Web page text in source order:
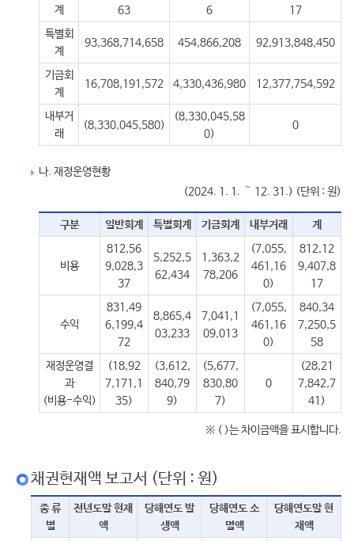
계
63
6
17
특별회
계
93,368,714,658 454,866,208 92,913,848,450
기금회
계
16,708,191,572 4,330,436,980 12,377,754,592
내부거
래
(8,330,045,580)
(8,330,045,58
0)
0
나. 재정운영현황
(2024. 1. 1. ～ 12. 31.) (단위 : 원)
구분 일반회계 특별회계 기금회계 내부거래 계
비용
812,56
9,028,3
37
5,252,5
62,434
1,363,2
78,206
(7,055,
461,16
0)
812,12
9,407,8
17
수익
831,49
6,199,4
72
8,865,4
03,233
7,041,1
09,013
(7,055,
461,16
0)
840,34
7,250,5
58
재정운영결
과
(비용-수익)
(18,92
7,171,1
35)
(3,612,
840,79
9)
(5,677,
830,80
7)
0
(28,21
7,842,7
41)
※ ( )는 차이금액을 표시합니다.
채권현재액 보고서 (단위 : 원)
종 류
별
전년도말 현재
액
당해연도 발
생액
당해연도 소
멸액
당해연도말 현
재액